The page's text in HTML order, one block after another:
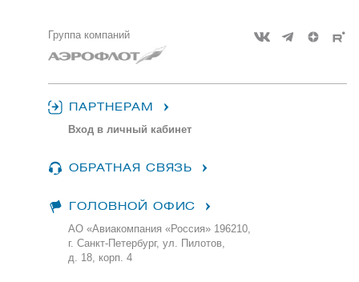
Группа компаний
ПАРТНЕРАМ
Вход в личный кабинет
ОБРАТНАЯ СВЯЗЬ
ГОЛОВНОЙ ОФИС
АО «Авиакомпания «Россия» 196210,
г. Санкт-Петербург, ул. Пилотов,
д. 18, корп. 4